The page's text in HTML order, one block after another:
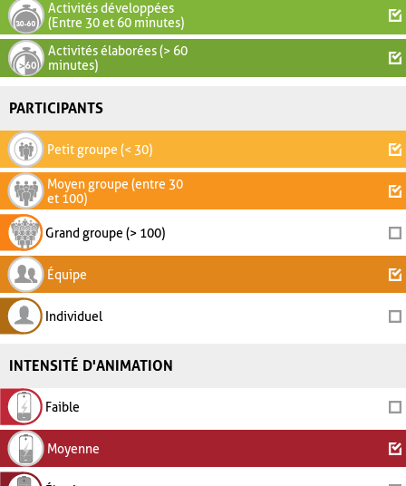
Activités développées
(Entre 30 et 60 minutes)
Activités élaborées (> 60
minutes)
PARTICIPANTS
Petit groupe (< 30)
Moyen groupe (entre 30
et 100)
Grand groupe (> 100)
Équipe
Individuel
INTENSITÉ D'ANIMATION
Faible
Moyenne